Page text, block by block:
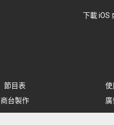
下載 iOS
節目表 使
商台製作